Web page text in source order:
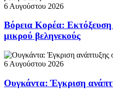
6 Αυγούστου 2026
Βόρεια Κορέα: Εκτόξευση
μικρού βεληνεκούς
6 Αυγούστου 2026
Ουγκάντα: Έγκριση